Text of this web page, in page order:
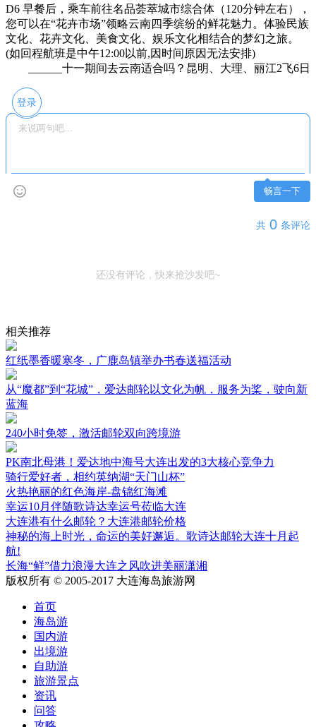
D6 早餐后，乘车前往名品荟萃城市综合体（120分钟左右），
您可以在“花卉市场”领略云南四季缤纷的鲜花魅力。体验民族
文化、花卉文化、美食文化、娱乐文化相结合的梦幻之旅。
(如回程航班是中午12:00以前,因时间原因无法安排)
_____十一期间去云南适合吗？昆明、大理、丽江2飞6日
登录
畅言一下
共 0 条评论
还没有评论，快来抢沙发吧~
相关推荐
红纸墨香暖寒冬，广鹿岛镇举办书春送福活动
从“魔都”到“花城”，爱达邮轮以文化为帆，服务为桨，驶向新
蓝海
240小时免签，激活邮轮双向跨境游
PK南北母港！爱达地中海号大连出发的3大核心竞争力
骑行爱好者，相约英纳湖“天门山杯”
火热艳丽的红色海岸-盘锦红海滩
幸运10月伴随歌诗达幸运号莅临大连
大连港有什么邮轮？大连港邮轮价格
神秘的海上时光，命运的美好邂逅。歌诗达邮轮大连十月起
航!
长海“鲜”借力浪漫大连之风吹进美丽潇湘
版权所有 © 2005-2017 大连海岛旅游网
首页
海岛游
国内游
出境游
自助游
旅游景点
资讯
问答